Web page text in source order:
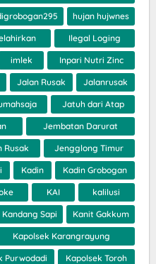
hujan hujwnes
Ilegal Loging
imlek Inpari Nutri Zinc
Jalan Rusak Jalanrusak
Jatuh dari Atap
Jembatan Darurat
Rusak Jengglong Timur
Kadin Kadin Grobogan
KAI kalilusi
Kandang Sapi Kanit Gakkum
Kapolsek Karangrayung
Purwodadi Kapolsek Toroh